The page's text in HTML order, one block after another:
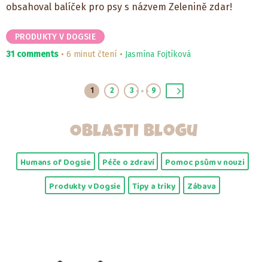
obsahoval balíček pro psy s názvem Zelenině zdar!
PRODUKTY V DOGSIE
31 comments
6 minut čtení Jasmína Fojtíková
1 2 3 9
Oblasti blogu
Humans of Dogsie Péče o zdraví
Pomoc psům v nouzi
Produkty v Dogsie
Tipy a triky Zábava